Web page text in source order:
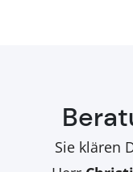
Sie klären